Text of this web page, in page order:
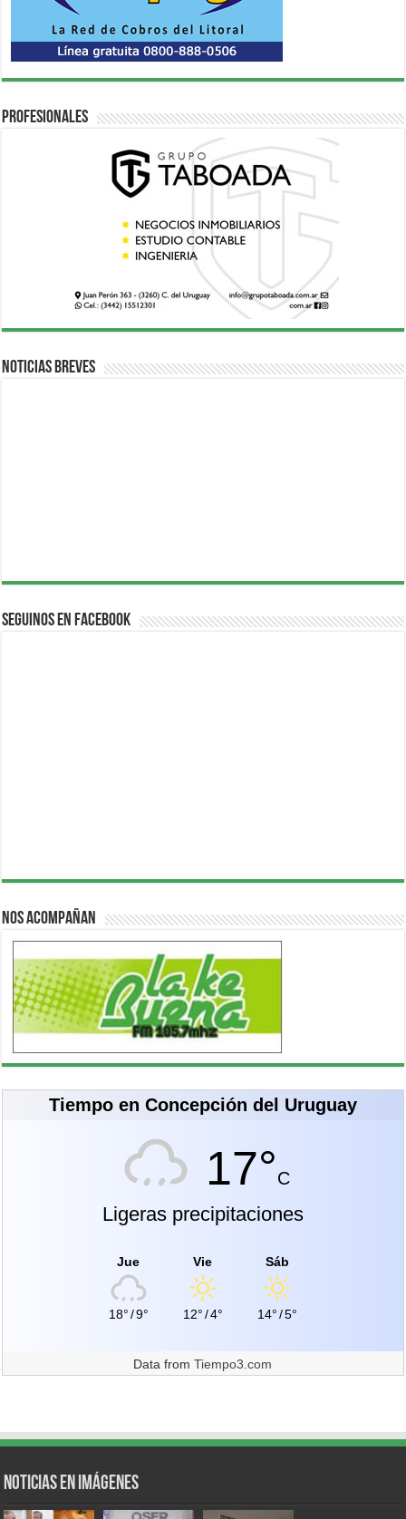
Profesionales
Noticias breves
Seguinos en Facebook
Nos acompañan
Tiempo en Concepción del Uruguay
17°C
Ligeras precipitaciones
Jue
18°/9°
Vie
12°/4°
Sáb
14°/5°
Data fromTiempo3.com
Noticias en Imágenes